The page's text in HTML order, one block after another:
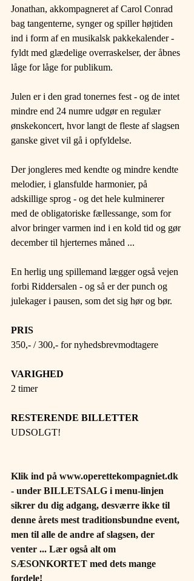
Jonathan, akkompagneret af Carol Conrad
bag tangenterne, synger og spiller højtiden
ind i form af en musikalsk pakkekalender -
fyldt med glædelige overraskelser, der åbnes
låge for låge for publikum.
Julen er i den grad tonernes fest - og de intet
mindre end 24 numre udgør en regulær
ønskekoncert, hvor langt de fleste af slagsen
ganske givet vil gå i opfyldelse.
Der jongleres med kendte og mindre kendte
melodier, i glansfulde harmonier, på
adskillige sprog - og det hele kulminerer
med de obligatoriske fællessange, som for
alvor bringer varmen ind i en kold tid og gør
december til hjerternes måned ...
En herlig ung spillemand lægger også vejen
forbi Riddersalen - og så er der punch og
julekager i pausen, som det sig hør og bør.​
PRIS
350,- / 300,- for nyhedsbrevmodtagere
VARIGHED
2 timer
RESTERENDE BILLETTER
UDSOLGT!
Klik ind på www.operettekompagniet.dk
- under BILLETSALG i menu-linjen
sikrer du dig adgang, desværre ikke til
denne årets mest traditionsbundne event,
men til alle de andre af slagsen, der
venter ... Lær også alt om
SÆSONKORTET med dets mange
fordele!